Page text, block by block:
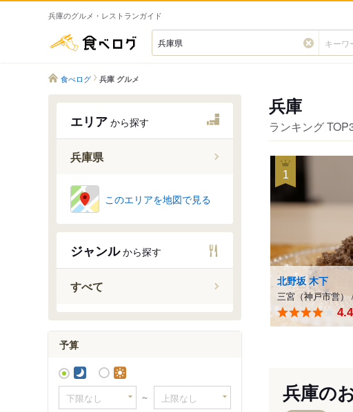
兵庫のグルメ・レストランガイド
食べログ
食べログ 兵庫 グルメ
エリア から探す
兵庫県
神戸市
明石・東播磨・北
姫路・中播磨・西
淡路島
丹波篠山
城崎・山陰海岸・但
このエリアを地図で見る
ジャンルから探す
すべて
予算
～
兵庫
ランキング
1
北野坂 木下
三宮（神戸市営）
兵庫の